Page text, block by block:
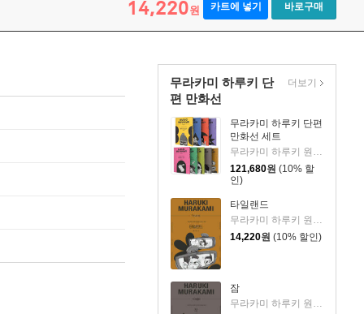
14,220원 카트에 넣기 바로구매
무라카미 하루키 단
편 만화선
무라카미 하루키 단편
만화선 세트
무라카미 하루키 원저/PMGL 그림/Jc드브니 각색/김난주 등역
121,680원 (10% 할
인)
타일랜드
무라카미 하루키 원저/PMGL 그림/Jc드브니 각색/홍은주 역
14,220원 (10% 할인)
잠
무라카미 하루키 원저/PMGL 그림/Jc드브니 각색/권영주 역
더보기